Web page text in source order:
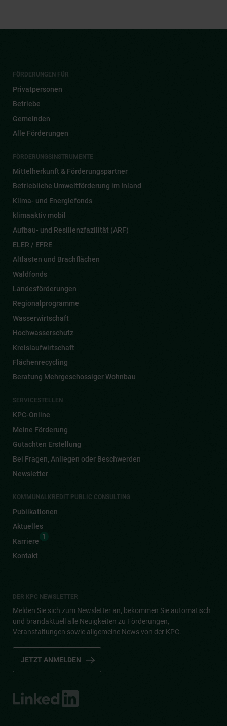
FÖRDERUNGEN FÜR
Privatpersonen
Betriebe
Gemeinden
Alle Förderungen
FÖRDERUNGSINSTRUMENTE
Mittelherkunft & Förderungspartner
Betriebliche Umweltförderung im Inland
Klima- und Energiefonds
klimaaktiv mobil
Aufbau- und Resilienzfazilität (ARF)
ELER / EFRE
Altlasten und Brachflächen
Waldfonds
Landesförderungen
Regionalprogramme
Wasserwirtschaft
Hochwasserschutz
Kreislaufwirtschaft
Flächenrecycling
Beratung Mehrgeschossiger Wohnbau
SERVICESTELLEN
KPC-Online
Meine Förderung
Gutachten Erstellung
Bei Fragen, Anliegen oder Beschwerden
Newsletter
KOMMUNALKREDIT PUBLIC CONSULTING
Publikationen
Aktuelles
Karriere
1
Kontakt
DER KPC NEWSLETTER
Melden Sie sich zum Newsletter an, bekommen Sie automatisch
und brandaktuell alle Neuigkeiten zu Förderungen,
Veranstaltungen sowie allgemeine News von der KPC.
JETZT ANMELDEN